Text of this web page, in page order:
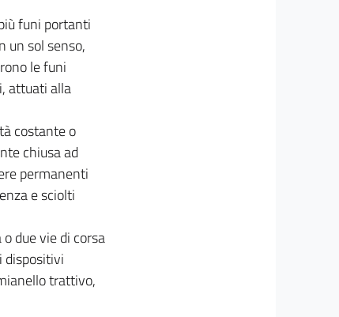
funi portanti
un sol senso,
le funi
attuati alla
costante o
chiusa ad
permanenti
e sciolti
due vie di corsa
dispositivi
trattivo,